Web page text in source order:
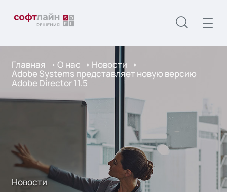
Главная О нас Новости
Adobe Systems представляет новую версию
Adobe Director 11.5
Новости